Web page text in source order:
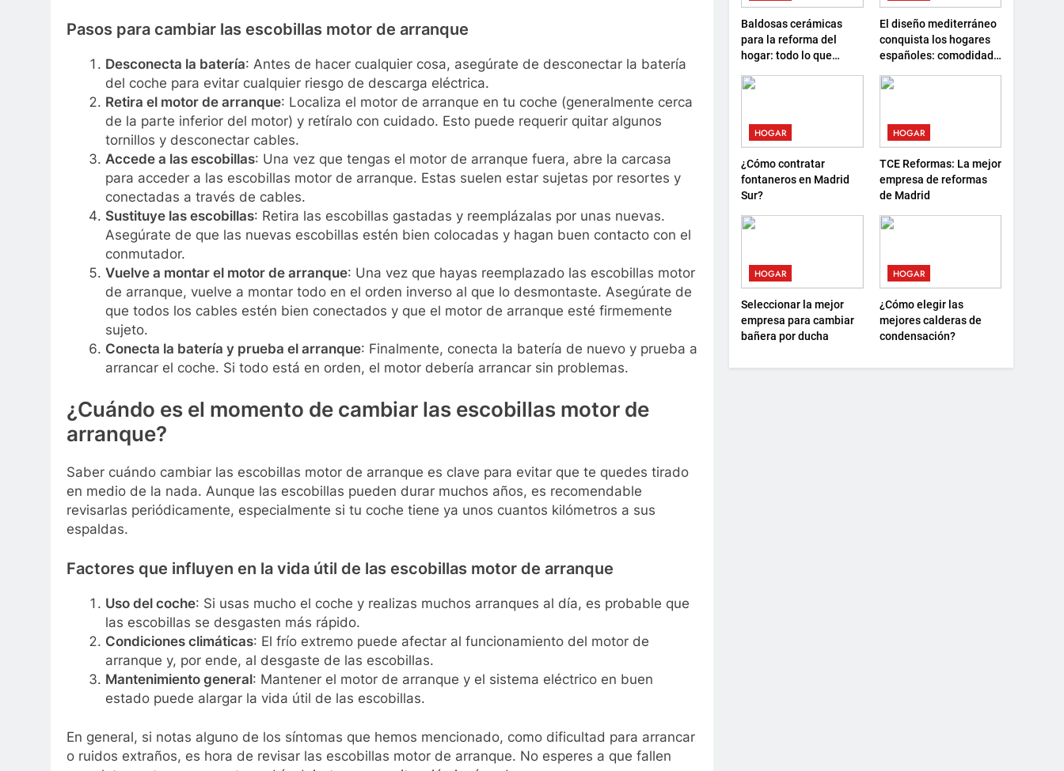
Pasos para cambiar las escobillas motor de arranque
Desconecta la batería: Antes de hacer cualquier cosa, asegúrate de desconectar la batería
del coche para evitar cualquier riesgo de descarga eléctrica.
Retira el motor de arranque: Localiza el motor de arranque en tu coche (generalmente cerca
de la parte inferior del motor) y retíralo con cuidado. Esto puede requerir quitar algunos
tornillos y desconectar cables.
Accede a las escobillas: Una vez que tengas el motor de arranque fuera, abre la carcasa
para acceder a las escobillas motor de arranque. Estas suelen estar sujetas por resortes y
conectadas a través de cables.
Sustituye las escobillas: Retira las escobillas gastadas y reemplázalas por unas nuevas.
Asegúrate de que las nuevas escobillas estén bien colocadas y hagan buen contacto con el
conmutador.
Vuelve a montar el motor de arranque: Una vez que hayas reemplazado las escobillas motor
de arranque, vuelve a montar todo en el orden inverso al que lo desmontaste. Asegúrate de
que todos los cables estén bien conectados y que el motor de arranque esté firmemente
sujeto.
Conecta la batería y prueba el arranque: Finalmente, conecta la batería de nuevo y prueba a
arrancar el coche. Si todo está en orden, el motor debería arrancar sin problemas.
¿Cuándo es el momento de cambiar las escobillas motor de
arranque?
Saber cuándo cambiar las escobillas motor de arranque es clave para evitar que te quedes tirado
en medio de la nada. Aunque las escobillas pueden durar muchos años, es recomendable
revisarlas periódicamente, especialmente si tu coche tiene ya unos cuantos kilómetros a sus
espaldas.
Factores que influyen en la vida útil de las escobillas motor de arranque
Uso del coche: Si usas mucho el coche y realizas muchos arranques al día, es probable que
las escobillas se desgasten más rápido.
Condiciones climáticas: El frío extremo puede afectar al funcionamiento del motor de
arranque y, por ende, al desgaste de las escobillas.
Mantenimiento general: Mantener el motor de arranque y el sistema eléctrico en buen
estado puede alargar la vida útil de las escobillas.
En general, si notas alguno de los síntomas que hemos mencionado, como dificultad para arrancar
o ruidos extraños, es hora de revisar las escobillas motor de arranque. No esperes a que fallen
Baldosas cerámicas
para la reforma del
hogar: todo lo que
elegir
El diseño mediterráneo
conquista los hogares
españoles: comodidad,
formas de descanso
HOGAR
¿Cómo contratar
fontaneros en Madrid
Sur?
HOGAR
TCE Reformas: La mejor
empresa de reformas
de Madrid
HOGAR
Seleccionar la mejor
empresa para cambiar
bañera por ducha
HOGAR
¿Cómo elegir las
mejores calderas de
condensación?